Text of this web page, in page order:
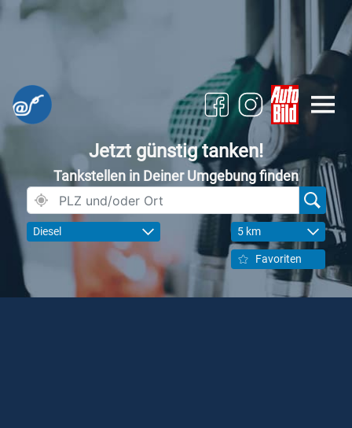
Jetzt günstig tanken!
Tankstellen in Deiner Umgebung finden
Diesel 5 km
Favoriten